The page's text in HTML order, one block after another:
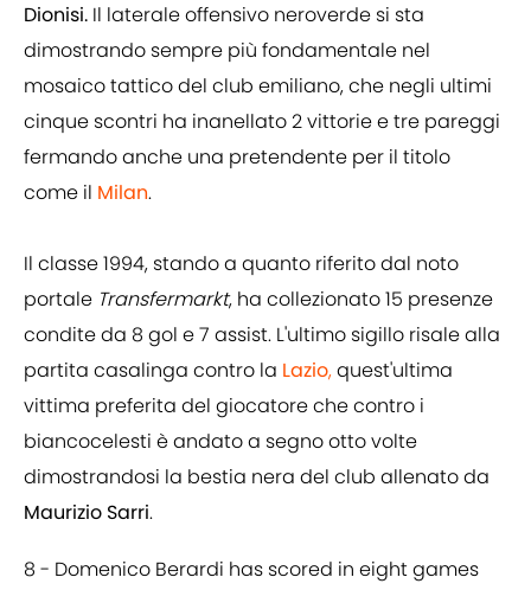
Dionisi. Il laterale offensivo neroverde si sta
dimostrando sempre più fondamentale nel
mosaico tattico del club emiliano, che negli ultimi
cinque scontri ha inanellato 2 vittorie e tre pareggi
fermando anche una pretendente per il titolo
come il Milan.
Il classe 1994, stando a quanto riferito dal noto
portale Transfermarkt, ha collezionato 15 presenze
condite da 8 gol e 7 assist. L'ultimo sigillo risale alla
partita casalinga contro la Lazio,quest'ultima
vittima preferita del giocatore che contro i
biancocelesti è andato a segno otto volte
dimostrandosi la bestia nera del club allenato da
Maurizio Sarri.
8 - Domenico Berardi has scored in eight games